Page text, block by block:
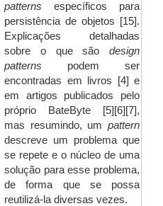
patterns específicos para
persistência de objetos [15].
Explicações detalhadas
sobre o que são design
patterns podem ser
encontradas em livros [4] e
em artigos publicados pelo
próprio BateByte [5][6][7],
mas resumindo, um pattern
descreve um problema que
se repete e o núcleo de uma
solução para esse problema,
de forma que se possa
reutilizá-la diversas vezes.